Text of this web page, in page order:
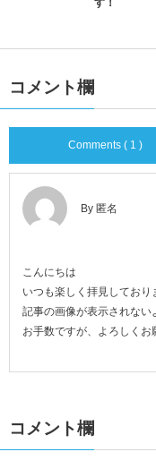
コメント欄
Comments ( 1 )
By 匿名
こんにちは
いつも楽しく拝見しており
記事の画像が表示されない
お手数ですが、よろしくお
コメント欄